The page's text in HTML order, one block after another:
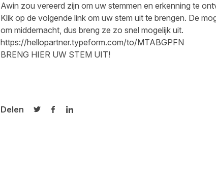
Awin zou vereerd zijn om uw stemmen en erkenning te
Klik op de volgende link om uw stem uit te brengen. De
om middernacht, dus breng ze zo snel mogelijk uit.
https://hellopartner.typeform.com/to/MTABGPFN
BRENG HIER UW STEM UIT!
Delen
Delen op Twitter
Delen op Facebook
Delen op LinkedIn